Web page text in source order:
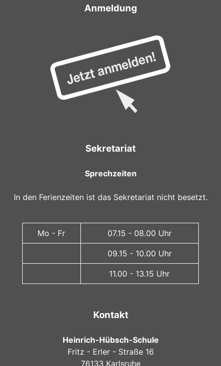
Anmeldung
Sekretariat
Sprechzeiten
In den Ferienzeiten ist das Sekretariat nicht besetzt.
Mo - Fr 07.15 - 08.00 Uhr
09.15 - 10.00 Uhr
11.00 - 13.15 Uhr
Kontakt
Heinrich-Hübsch-Schule
Fritz - Erler - Straße 16
76133 Karlsruhe